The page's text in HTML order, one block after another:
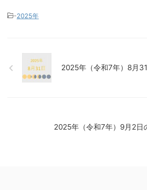
-2025年
2025年（令和7年）8月
2025年（令和7年）9月2日